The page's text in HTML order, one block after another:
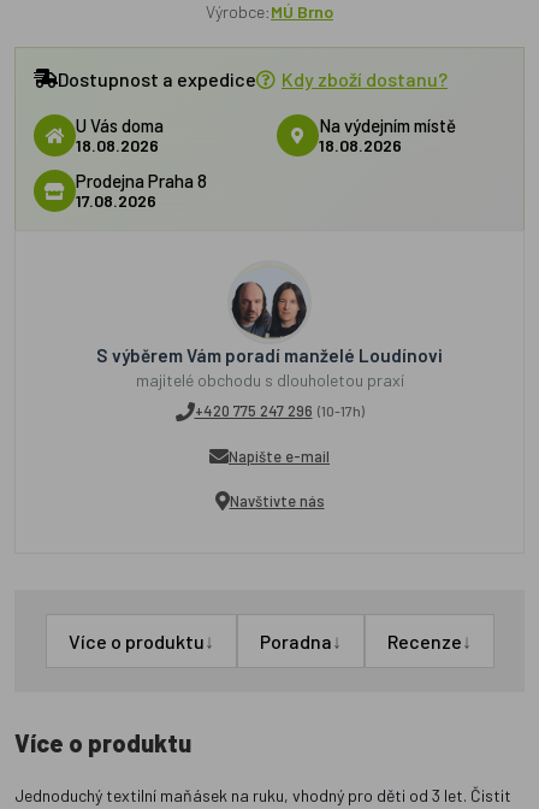
Výrobce:MÚ Brno
Dostupnost a expedice Kdy zboží dostanu?
U Vás doma
18.08.2026
Na výdejním místě
18.08.2026
Prodejna Praha 8
17.08.2026
S výběrem Vám poradí manželé Loudínovi
majitelé obchodu s dlouholetou praxí
+420 775 247 296 (10-17h)
Napište e-mail
Navštivte nás
Více o produktu↓ Poradna↓ Recenze↓
Více o produktu
Jednoduchý textilní maňásek na ruku, vhodný pro děti od 3 let. Čistit